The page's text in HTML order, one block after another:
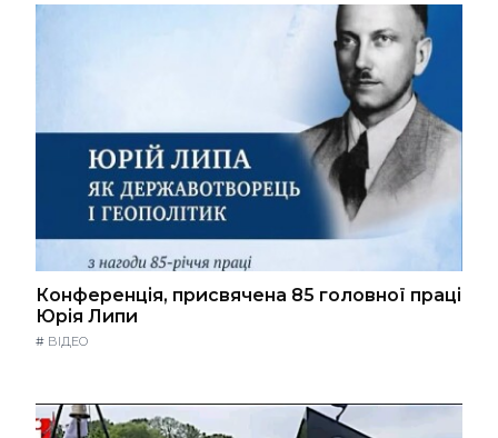
Конференція, присвячена 85 головної праці
Юрія Липи
# ВІДЕО